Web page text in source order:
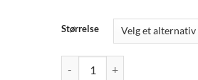
Størrelse